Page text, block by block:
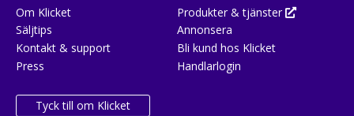
Om Klicket
Säljtips
Kontakt & support
Press
Tyck till om Klicket
Produkter & tjänster
Annonsera
Bli kund hos Klicket
Handlarlogin